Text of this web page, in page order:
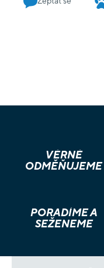
detailing the
VĚRNÉ
ODMĚŇUJEME
PORADÍME A
SEŽENEME